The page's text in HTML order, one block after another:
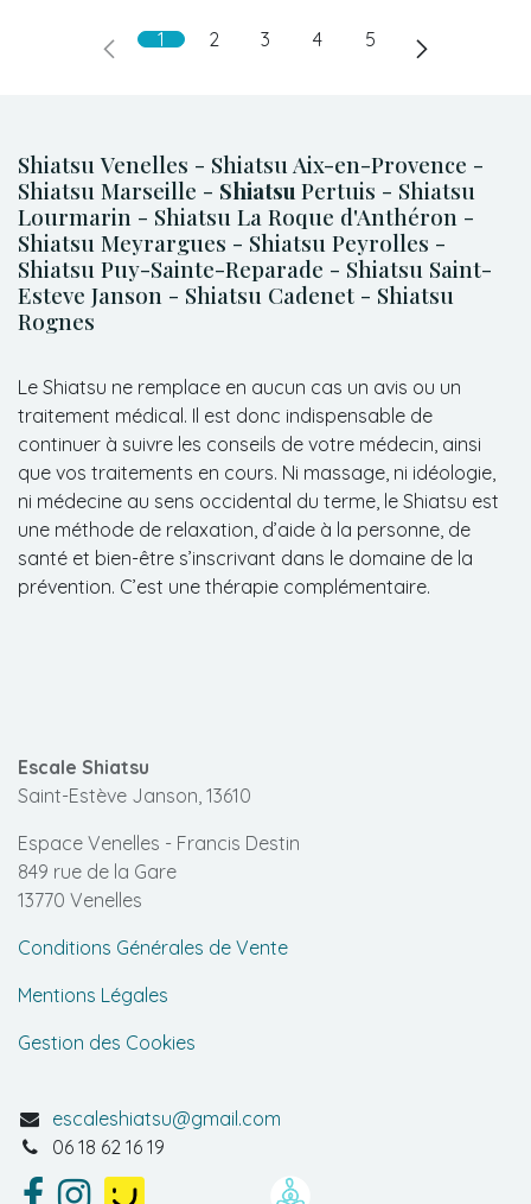
1 2 3 4 5
Shiatsu Venelles - Shiatsu Aix-en-Provence -
Shiatsu Marseille - Shiatsu Pertuis - Shiatsu
Lourmarin - Shiatsu La Roque d'Anthéron -
Shiatsu Meyrargues - Shiatsu Peyrolles -
Shiatsu Puy-Sainte-Reparade - Shiatsu Saint-
Esteve Janson - Shiatsu Cadenet - Shiatsu
Rognes
Le Shiatsu ne remplace en aucun cas un avis ou un
traitement médical. Il est donc indispensable de
continuer à suivre les conseils de votre médecin, ainsi
que vos traitements en cours. Ni massage, ni idéologie,
ni médecine au sens occidental du terme, le Shiatsu est
une méthode de relaxation, d’aide à la personne, de
santé et bien-être s’inscrivant dans le domaine de la
prévention. C’est une thérapie complémentaire.
Escale Shiatsu
Saint-Estève Janson, 13610
Espace Venelles - Francis Destin
849 rue de la Gare
13770 Venelles
Conditions Générales de Vente
Mentions Légales
Gestion des Cookies
escaleshiatsu@gmail.com
06 18 62 16 19